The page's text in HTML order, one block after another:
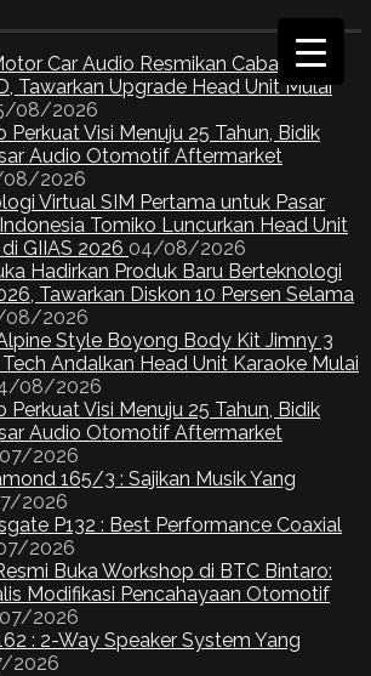
Car Audio Resmikan Cabang
Tawarkan Upgrade Head Unit Mulai
08/2026
Perkuat Visi Menuju 25 Tahun, Bidik
Audio Otomotif Aftermarket
2026
Virtual SIM Pertama untuk Pasar
Tomiko Luncurkan Head Unit
GIIAS 2026 04/08/2026
Hadirkan Produk Baru Berteknologi
Tawarkan Diskon 10 Persen Selama
2026
Style Boyong Body Kit Jimny 3
Andalkan Head Unit Karaoke Mulai
08/2026
Perkuat Visi Menuju 25 Tahun, Bidik
Audio Otomotif Aftermarket
2026
165/3 : Sajikan Musik Yang
2026
P132 : Best Performance Coaxial
2026
Buka Workshop di BTC Bintaro:
Modifikasi Pencahayaan Otomotif
2026
: 2-Way Speaker System Yang
2026